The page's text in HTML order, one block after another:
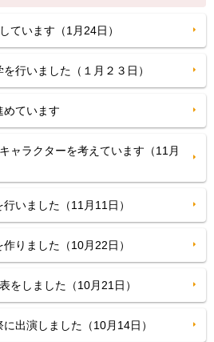
ています（1月24日）
行いました（１月２３日）
めています
ャラクターを考えています（11月
いました（11月11日）
りました（10月22日）
をしました（10月21日）
出演しました（10月14日）